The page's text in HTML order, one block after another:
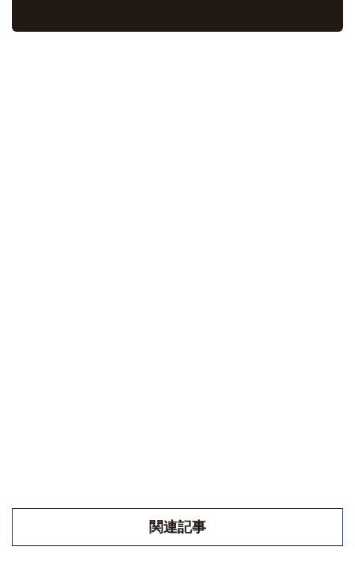
関連記事